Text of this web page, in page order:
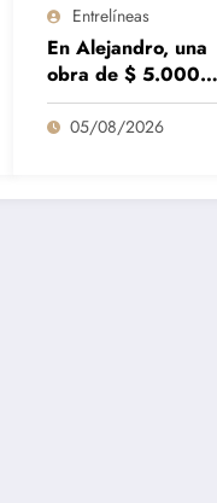
Entrelíneas
En Alejandro, una
obra de $ 5.000
millones se
9 meses antes de lo
05/08/2026